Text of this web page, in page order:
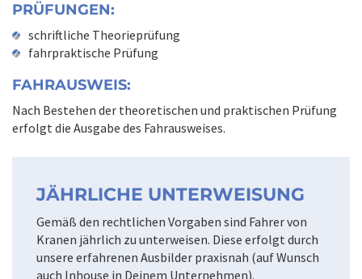
PRÜFUNGEN:
schriftliche Theorieprüfung
fahrpraktische Prüfung
FAHRAUSWEIS:
Nach Bestehen der theoretischen und praktischen Prüfung
erfolgt die Ausgabe des Fahrausweises.
JÄHRLICHE UNTERWEISUNG
Gemäß den rechtlichen Vorgaben sind Fahrer von
Kranen jährlich zu unterweisen. Diese erfolgt durch
unsere erfahrenen Ausbilder praxisnah (auf Wunsch
auch Inhouse in Deinem Unternehmen).